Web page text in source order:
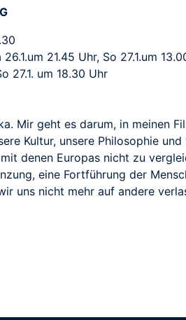
21.45 Uhr, So 27.1.um
27.1. um 18.30 Uhr
Mir geht es darum, in meinen
Kultur, unsere Philosophie
denen Europas nicht zu
eine Fortführung der
uns nicht mehr auf andere